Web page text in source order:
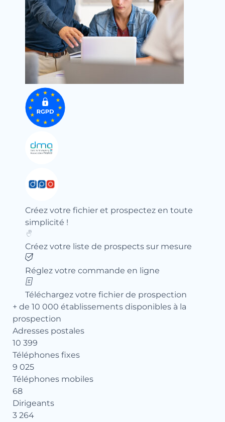
Créez votre fichier et prospectez en toute
simplicité !
Créez votre liste de prospects sur mesure
Réglez votre commande en ligne
Téléchargez votre fichier de prospection
+ de 10 000 établissements disponibles à la
prospection
Adresses postales
10 399
Téléphones fixes
9 025
Téléphones mobiles
68
Dirigeants
3 264